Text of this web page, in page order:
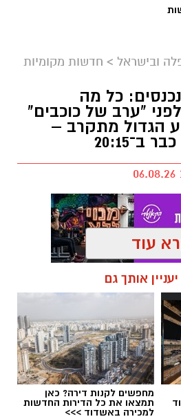
לנו
של גלית אבינועם,
שאיננה חברת סיעתו
לקואליציה בראשות בוקסר
ולא שינוי כיוון הוא מהלך
ובעלי אינטרסים.
ובישראל > חדשות מקומיות
כל מה
"ערב של כוכבים"
הגדול מתקרב –
ב־20:15
היום, ערב של כוכבים
עוד
אותך גם
מחפשים לקנות דירה? כאן
תמצאו את כל הדירות החדשות
למכירה באשדוד >>>